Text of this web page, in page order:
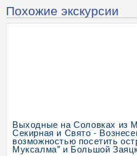
Похожие экскурсии
Выходные на Соловках из
Секирная и Свято -
возможностью посетить
Муксалма" и Большой